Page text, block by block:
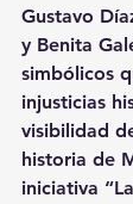
Gustavo
y Benita
simbólicos
injusticias
visibilidad
historia de
iniciativa